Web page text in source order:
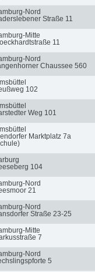
Nord
Straße 11
Mitte
11
Nord
Chaussee 560
102
Weg 101
Marktplatz 7a
104
Nord
21
Nord
Straße 23-25
Mitte
7
Nord
5